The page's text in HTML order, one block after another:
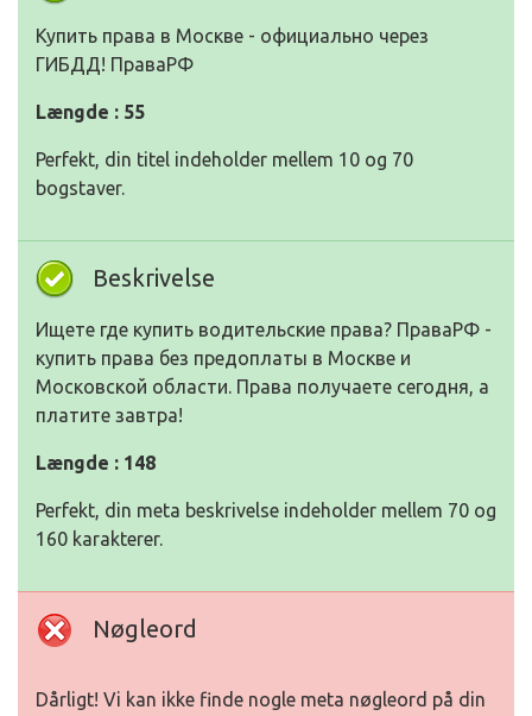
Купить права в Москве - официально через
ГИБДД! ПраваРФ
Længde : 55
Perfekt, din titel indeholder mellem 10 og 70
bogstaver.
Beskrivelse
Ищете где купить водительские права? ПраваРФ -
купить права без предоплаты в Москве и
Московской области. Права получаете сегодня, а
платите завтра!
Længde : 148
Perfekt, din meta beskrivelse indeholder mellem 70 og
160 karakterer.
Nøgleord
Dårligt! Vi kan ikke finde nogle meta nøgleord på din